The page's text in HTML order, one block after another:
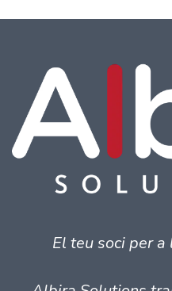
El teu soci per